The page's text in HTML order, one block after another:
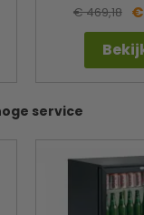
€ 469,18
service